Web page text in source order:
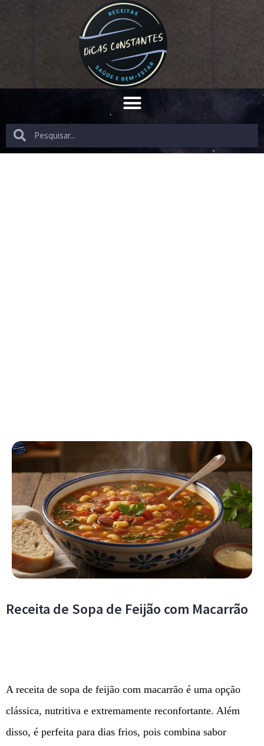
Receita de Sopa de Feijão com Macarrão
A receita de sopa de feijão com macarrão é uma opção
clássica, nutritiva e extremamente reconfortante. Além
disso, é perfeita para dias frios, pois combina sabor